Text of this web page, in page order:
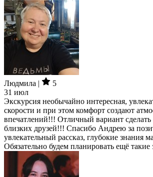
Людмила |
5
31 июл
Экскурсия необычайно интересная,
скорости и при этом комфорт создают
впечатлений!!! Отличный вариант сделать
близких друзей!!! Спасибо Андрею за
увлекательный рассказ, глубокие знания
Обязательно будем планировать ещё